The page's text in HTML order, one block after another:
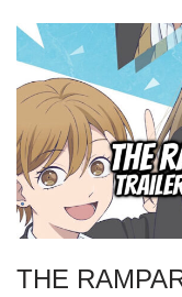
THE